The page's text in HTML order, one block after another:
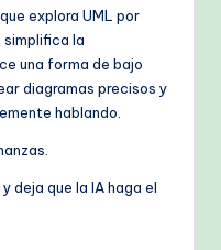
explora UML por
simplifica la
una forma de bajo
diagramas precisos y
hablando.
deja que la IA haga el